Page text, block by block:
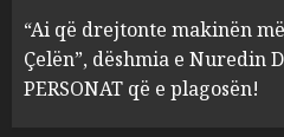
4
Berishën
MARCH
“Ai që drejtonte makinën
Çelën”, dëshmia e Nuredin
PERSONAT që e plagosën!